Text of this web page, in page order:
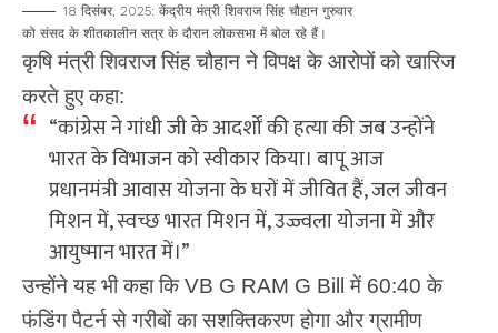
18 दिसंबर, 2025: केंद्रीय मंत्री शिवराज सिंह चौहान गुरुवार
को संसद के शीतकालीन सत्र के दौरान लोकसभा में बोल रहे हैं।
कृषि मंत्री शिवराज सिंह चौहान ने विपक्ष के आरोपों को खारिज
करते हुए कहा:
“कांग्रेस ने गांधी जी के आदर्शों की हत्या की जब उन्होंने
भारत के विभाजन को स्वीकार किया। बापू आज
प्रधानमंत्री आवास योजना के घरों में जीवित हैं, जल जीवन
मिशन में, स्वच्छ भारत मिशन में, उज्ज्वला योजना में और
आयुष्मान भारत में।”
उन्होंने यह भी कहा कि VB G RAM G Bill में 60:40 के
फंडिंग पैटर्न से गरीबों का सशक्तिकरण होगा और ग्रामीण